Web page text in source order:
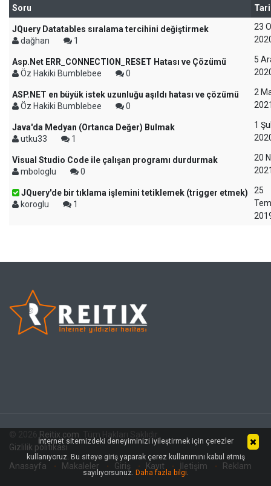
Soru
JQuery Datatables sıralama tercihini değiştirmek
dağhan
1
23
Asp.Net ERR_CONNECTION_RESET Hatası ve Çözümü
Öz Hakiki Bumblebee
0
5
ASP.NET en büyük istek uzunluğu aşıldı hatası ve çözümü
Öz Hakiki Bumblebee
0
2
Java'da Medyan (Ortanca Değer) Bulmak
utku33
1
1
Visual Studio Code ile çalışan programı durdurmak
mbologlu
0
20
JQuery'de bir tıklama işlemini tetiklemek (trigger etmek)
koroglu
1
25
Reitix.com
Gizlilik politikası
Anasayfa
Makaleler Giriş Kayıt İletişim Reklam
İnternet sitemizdeki deneyiminizi iyileştirmek için çerezler
kullanıyoruz. Bu siteye giriş yaparak çerez kullanımını kabul etmiş
sayılıyorsunuz. Daha fazla bilgi.